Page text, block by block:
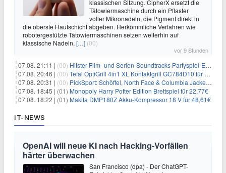
klassischen Sitzung. CipherX ersetzt die
Tätowiermaschine durch ein Pflaster
voller Mikronadeln, die Pigment direkt in
die oberste Hautschicht abgeben. Herkömmliche Verfahren wie
robotergestützte Tätowiermaschinen setzen weiterhin auf
klassische Nadeln, […] (00)
vor 9 Stunden
07.08. 21:11 | (00) Hitster Film- und Serien-Soundtracks Partyspiel-Erweiterung für 6,99€
07.08. 20:46 | (00) Tefal OptiGrill 4in1 XL Kontaktgrill GC784D10 für 239,99€
07.08. 20:31 | (00) PickSport: Schöffel, North Face & Columbia Jacken ab 39,60€
07.08. 18:45 | (01) Monopoly Harry Potter Edition Brettspiel für 22,77€
07.08. 18:22 | (01) Makita DMP180Z Akku-Kompressor 18 V für 48,61€
IT-NEWS
OpenAI will neue KI nach Hacking-Vorfällen
härter überwachen
San Francisco (dpa) - Der ChatGPT-